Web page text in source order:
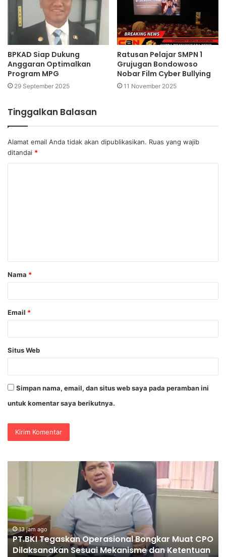
BPKAD Siap Dukung
Anggaran Optimalkan
Program MPG
29 September 2025
Ratusan Pelajar SMPN 1
Grujugan Bondowoso
Nobar Film Cyber Bullying
11 November 2025
Tinggalkan Balasan
Alamat email Anda tidak akan dipublikasikan. Ruas yang wajib
ditandai *
a
r
Nama *
Email *
Situs Web
Simpan nama, email, dan situs web saya pada peramban ini
untuk komentar saya berikutnya.
Bongkar
Muat
CPO
Dilaksanakan
Sesuai
Mekanisme
13 jam ago
PT.BKI Tegaskan Operasional Bongkar Muat CPO
Dilaksanakan Sesuai Mekanisme dan Ketentuan